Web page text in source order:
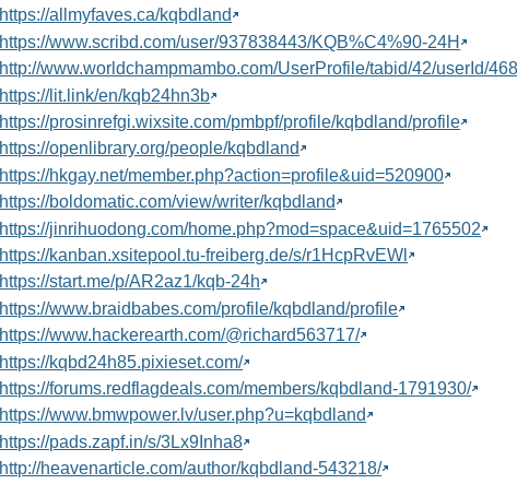
https://allmyfaves.ca/kqbdland
https://www.scribd.com/user/937838443/KQB%C4%90-24H
http://www.worldchampmambo.com/UserProfile/tabid/42/userId/
https://lit.link/en/kqb24hn3b
https://prosinrefgi.wixsite.com/pmbpf/profile/kqbdland/profile
https://openlibrary.org/people/kqbdland
https://hkgay.net/member.php?action=profile&uid=520900
https://boldomatic.com/view/writer/kqbdland
https://jinrihuodong.com/home.php?mod=space&uid=1765502
https://kanban.xsitepool.tu-freiberg.de/s/r1HcpRvEWl
https://start.me/p/AR2az1/kqb-24h
https://www.braidbabes.com/profile/kqbdland/profile
https://www.hackerearth.com/@richard563717/
https://kqbd24h85.pixieset.com/
https://forums.redflagdeals.com/members/kqbdland-1791930/
https://www.bmwpower.lv/user.php?u=kqbdland
https://pads.zapf.in/s/3Lx9Inha8
http://heavenarticle.com/author/kqbdland-543218/